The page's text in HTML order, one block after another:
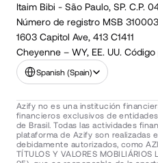
Itaim Bibi - São Paulo, SP. C.P.
Número de registro MSB
1603 Capitol Ave, 413 C1411
Cheyenne – WY, EE. UU.
Select Language
Spanish (Spain)
Azify no es una institución
financieros exclusivos de
de Brasil. Todas las actividades
plataforma de Azify son realizadas
debidamente autorizados, como
TÍTULOS Y VALORES